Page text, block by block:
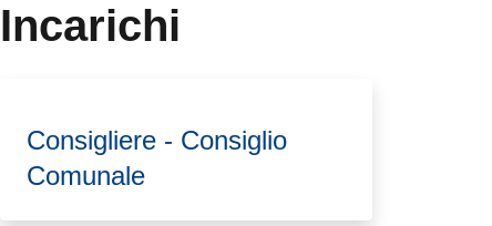
Incarichi
Consigliere - Consiglio
Comunale